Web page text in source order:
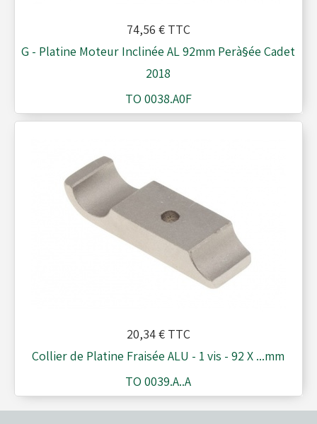
74,56 € TTC
G - Platine Moteur Inclinée AL 92mm Perà§ée Cadet
2018
TO 0038.A0F
20,34 € TTC
Collier de Platine Fraisée ALU - 1 vis - 92 X ...mm
TO 0039.A..A
Pièces détachées Rotax